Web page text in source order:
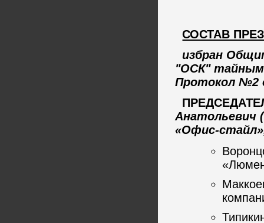
СОСТАВ
избран
"ОСК"тайным
Протокол №2
Анатольевич
«Офис-